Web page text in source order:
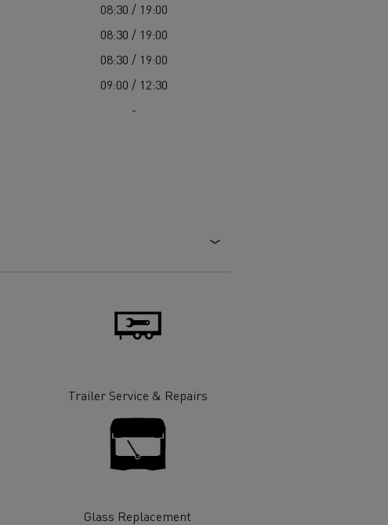
08:30 / 19:00
08:30 / 19:00
08:30 / 19:00
09:00 / 12:30
-
Trailer Service & Repairs
Glass Replacement